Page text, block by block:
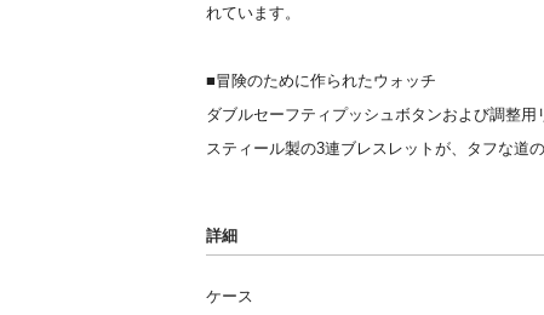
れています。
■冒険のために作られたウォッチ
ダブルセーフティプッシュボタンおよび調整
スティール製の3連ブレスレットが、タフな道
詳細
ケース